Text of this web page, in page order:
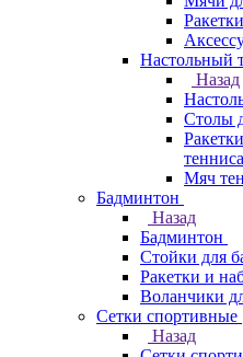
Настольный
Назад
Столы
тенниса
Мяч
Бадминтон
Назад
Бадминтон
Стойки для
Ракетки и
Воланчики
Сетки спортивные
Назад